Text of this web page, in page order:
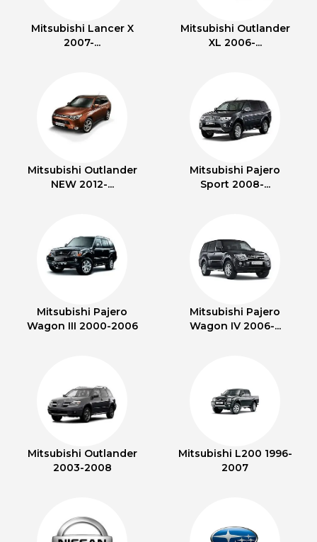
Mitsubishi Lancer X
2007-...
Mitsubishi Outlander
XL 2006-...
Mitsubishi Outlander
NEW 2012-...
Mitsubishi Pajero
Sport 2008-...
Mitsubishi Pajero
Wagon III 2000-2006
Mitsubishi Pajero
Wagon IV 2006-...
Mitsubishi Outlander
2003-2008
Mitsubishi L200 1996-
2007